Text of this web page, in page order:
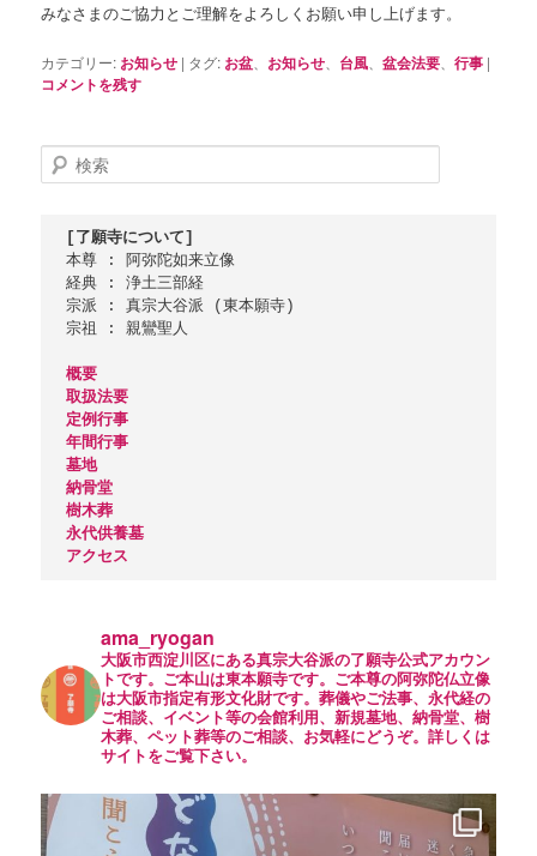
みなさまのご協力とご理解をよろしくお願い申し上げます。
カテゴリー: お知らせ | タグ: お盆 お知らせ 台風 、盆会法要 、行事 |
コメントを残す
検
索
[了願寺について]
本尊 : 阿弥陀如来立像
経典 : 浄土三部経
宗派 : 真宗大谷派 (東本願寺)
宗祖 : 親鸞聖人
概要
取扱法要
定例行事
年間行事
墓地
納骨堂
樹木葬
永代供養墓
アクセス
ama_ryogan
大阪市西淀川区にある真宗大谷派の了願寺公式アカウン
トです。ご本山は東本願寺です。ご本尊の阿弥陀仏立像
は大阪市指定有形文化財です。葬儀やご法事、永代経の
ご相談、イベント等の会館利用、新規墓地、納骨堂、樹
木葬、ペット葬等のご相談、お気軽にどうぞ。詳しくは
サイトをご覧下さい。